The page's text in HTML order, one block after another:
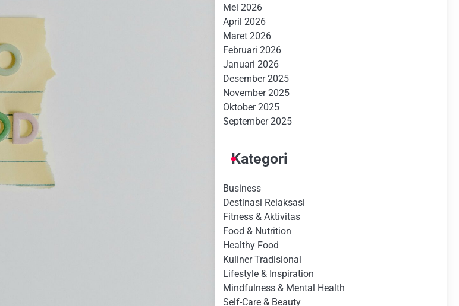
Mei 2026
April 2026
Maret 2026
Februari 2026
Januari 2026
Desember 2025
November 2025
Oktober 2025
September 2025
Kategori
Business
Destinasi Relaksasi
Fitness & Aktivitas
Food & Nutrition
Healthy Food
Kuliner Tradisional
Lifestyle & Inspiration
Mindfulness & Mental Health
Self-Care & Beauty